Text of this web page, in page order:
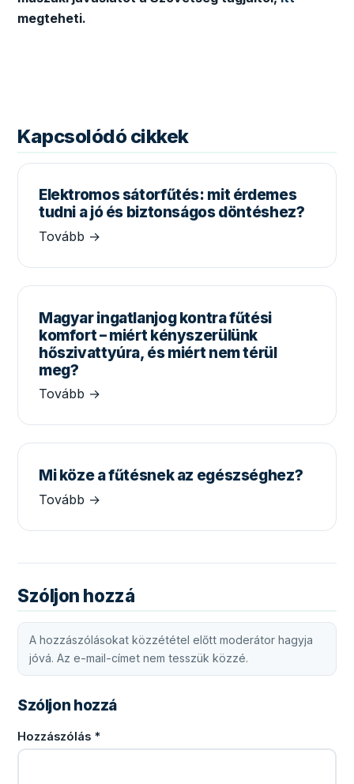
megteheti.
Kapcsolódó cikkek
Elektromos sátorfűtés: mit érdemes
tudni a jó és biztonságos döntéshez?
Tovább →
Magyar ingatlanjog kontra fűtési
komfort – miért kényszerülünk
hőszivattyúra, és miért nem térül
meg?
Tovább →
Mi köze a fűtésnek az egészséghez?
Tovább →
Szóljon hozzá
A hozzászólásokat közzététel előtt moderátor hagyja
jóvá. Az e-mail-címet nem tesszük közzé.
Szóljon hozzá
Hozzászólás *